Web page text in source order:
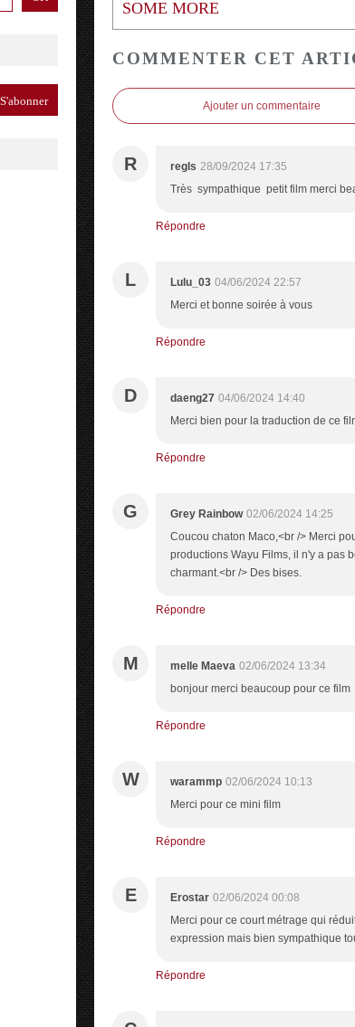
SOME MORE
COMMENTER CET
Ajouter un commentaire
R regls 28/09/2024 17:35
Très sympathique petit film merci
Répondre
L Lulu_03 04/06/2024 22:57
Merci et bonne soirée à vous
Répondre
D daeng27 04/06/2024 14:40
Merci bien pour la traduction de ce
Répondre
G Grey Rainbow 02/06/2024 14:25
Coucou chaton Maco,<br /> Merci
productions Wayu Films, il n'y a pas
charmant.<br /> Des bises.
Répondre
M melle Maeva 02/06/2024 13:34
bonjour merci beaucoup pour ce film
Répondre
W warammp 02/06/2024 10:13
Merci pour ce mini film
Répondre
E Erostar 02/06/2024 00:08
Merci pour ce court métrage qui
expression mais bien sympathique
Répondre